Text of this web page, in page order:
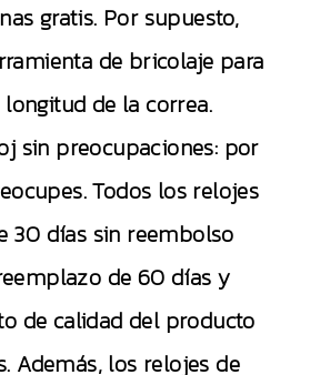
gratis. Por supuesto,
de bricolaje para
de la correa.
sin preocupaciones: por
Todos los relojes
30 días sin reembolso
de 60 días y
de calidad del producto
Además, los relojes de